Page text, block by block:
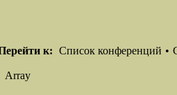
к: Список конференций •
Array